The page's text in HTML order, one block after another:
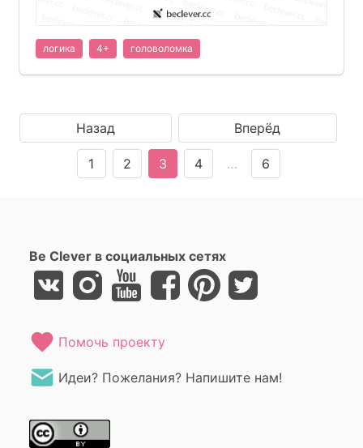
логика 4+ головоломка
Назад Вперёд
1 2 3 4 … 6
Be Clever в социальных сетях
Помочь проекту
Идеи? Пожелания? Напишите нам!